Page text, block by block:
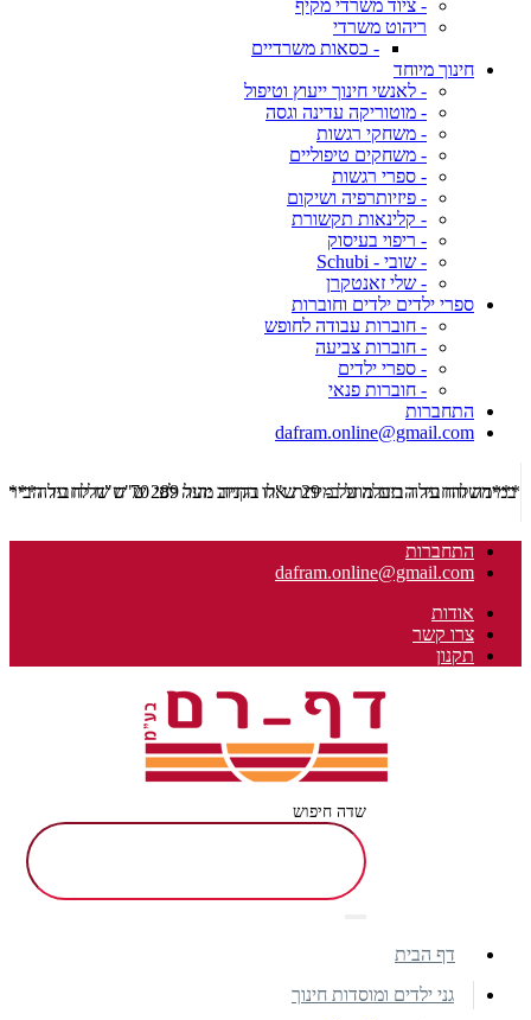
- ציוד משרדי מקיף
ריהוט משרדי
- כסאות משרדיים
חינוך מיוחד
- לאנשי חינוך ייעוץ וטיפול
- מוטוריקה עדינה וגסה
- משחקי רגשות
- משחקים טיפוליים
- ספרי רגשות
- פיזיותרפיה ושיקום
- קלינאות תקשורת
- ריפוי בעיסוק
- שובי - Schubi
- שלי זאנטקרן
ספרי ילדים ילדים וחוברות
- חוברות עבודה לחופש
- חוברות צביעה
- ספרי ילדים
- חוברות פנאי
התחברות
dafram.online@gmail.com
***משלוח עד הבית מוזל ב- 29 ש"ח בקניה מעל 289 ש"ח שליח עד הבית ***
התחברות
dafram.online@gmail.com
אודות
צרו קשר
תקנון
שדה חיפוש
דף הבית
גני ילדים ומוסדות חינוך